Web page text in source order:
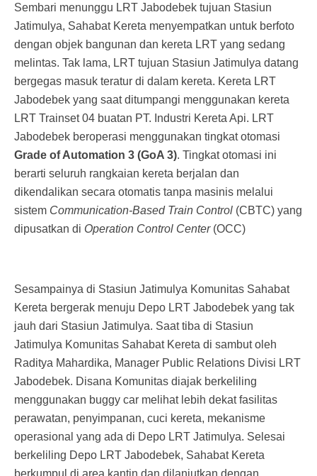
Sembari menunggu LRT Jabodebek tujuan Stasiun
Jatimulya, Sahabat Kereta menyempatkan untuk berfoto
dengan objek bangunan dan kereta LRT yang sedang
melintas. Tak lama, LRT tujuan Stasiun Jatimulya datang
bergegas masuk teratur di dalam kereta. Kereta LRT
Jabodebek yang saat ditumpangi menggunakan kereta
LRT Trainset 04 buatan PT. Industri Kereta Api. LRT
Jabodebek beroperasi menggunakan tingkat otomasi
Grade of Automation 3 (GoA 3). Tingkat otomasi ini
berarti seluruh rangkaian kereta berjalan dan
dikendalikan secara otomatis tanpa masinis melalui
sistem Communication-Based Train Control (CBTC) yang
dipusatkan di Operation Control Center(OCC)
Sesampainya di Stasiun Jatimulya Komunitas Sahabat
Kereta bergerak menuju Depo LRT Jabodebek yang tak
jauh dari Stasiun Jatimulya. Saat tiba di Stasiun
Jatimulya Komunitas Sahabat Kereta di sambut oleh
Raditya Mahardika, Manager Public Relations Divisi LRT
Jabodebek. Disana Komunitas diajak berkeliling
menggunakan buggy car melihat lebih dekat fasilitas
perawatan, penyimpanan, cuci kereta, mekanisme
operasional yang ada di Depo LRT Jatimulya. Selesai
berkeliling Depo LRT Jabodebek, Sahabat Kereta
berkumpul di area kantin dan dilanjutkan dengan